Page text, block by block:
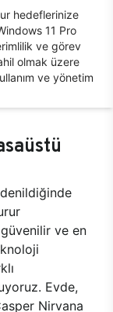
hedeflerinize
11 Pro
ve görev
olmak üzere
ve yönetim
ve en
Evde,
Nirvana